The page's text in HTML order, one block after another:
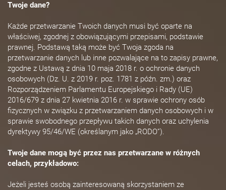
Twoje dane?
Każde przetwarzanie Twoich danych musi być oparte na
właściwej, zgodnej z obowiązującymi przepisami, podstawie
prawnej. Podstawą taką może być Twoja zgoda na
przetwarzanie danych lub inne pozwalające na to zapisy prawne,
zgodne z Ustawą z dnia 10 maja 2018 r. o ochronie danych
osobowych (Dz. U. z 2019 r. poz. 1781 z późn. zm.) oraz
Rozporządzeniem Parlamentu Europejskiego i Rady (UE)
2016/679 z dnia 27 kwietnia 2016 r. w sprawie ochrony osób
fizycznych w związku z przetwarzaniem danych osobowych i w
sprawie swobodnego przepływu takich danych oraz uchylenia
dyrektywy 95/46/WE (określanym jako „RODO”).
Twoje dane mogą być przez nas przetwarzane w różnych
celach, przykładowo:
Jeżeli jesteś osobą zainteresowaną skorzystaniem ze